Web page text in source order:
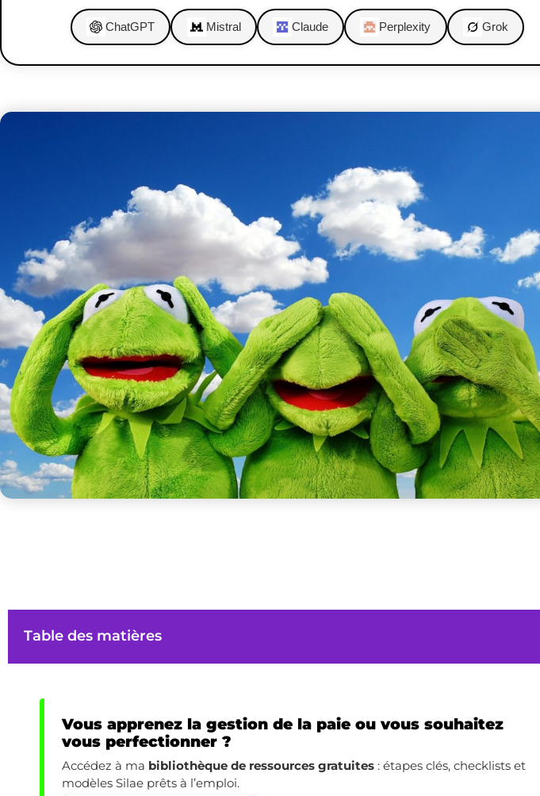
ChatGPT Mistral Claude Perplexity Grok
Table des matières
Vous apprenez la gestion de la paie ou vous souhaitez
vous perfectionner ?
Accédez à ma bibliothèque de ressources gratuites : étapes clés, checklists et
modèles Silae prêts à l’emploi.